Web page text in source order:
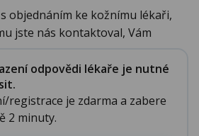
objednáním ke kožnímu lékaři,
jste nás kontaktoval, Vám
odpovědi lékaře je nutné
registrace je zdarma a zabere
2 minuty.